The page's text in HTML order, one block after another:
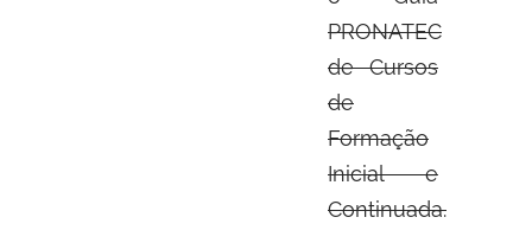
PRONATEC
de Cursos
de
Formação
Inicial e
Continuada.